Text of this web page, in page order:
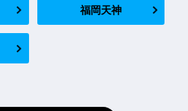
福岡天神